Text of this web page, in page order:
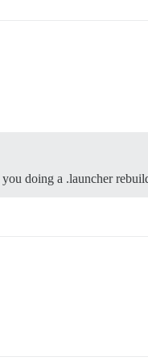
doing a .launcher